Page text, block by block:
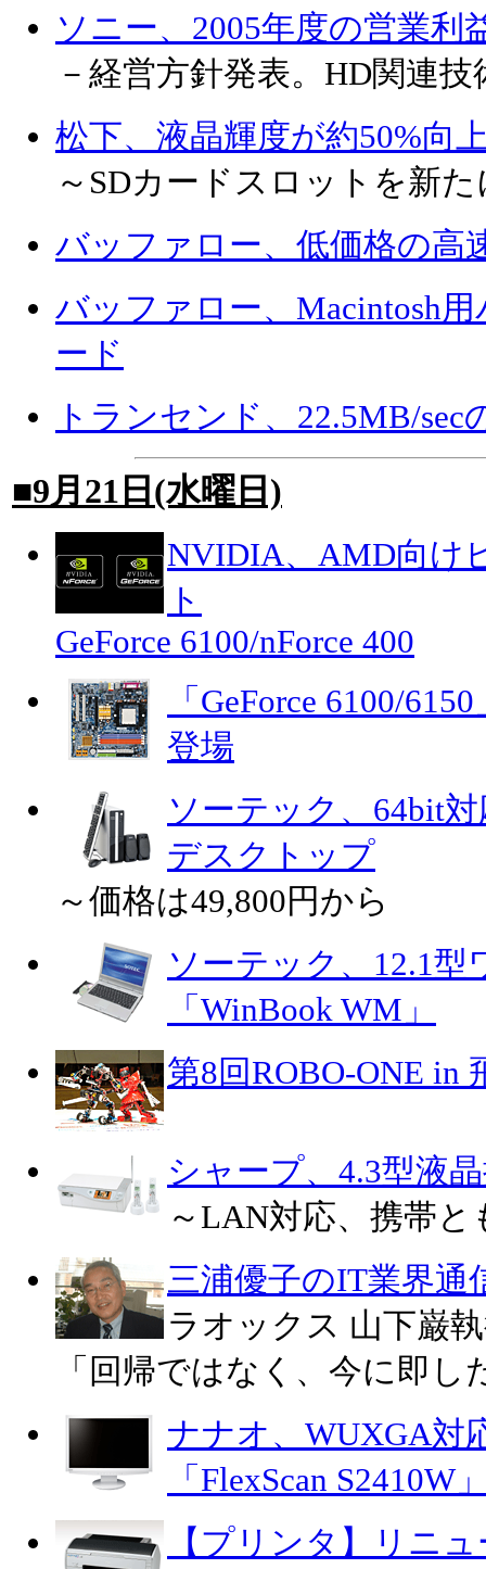
ソニー、2005年度の営業利
－経営方針発表。HD関連
松下、液晶輝度が約50%向
～SDカードスロットを新
バッファロー、低価格の高
バッファロー、Macintosh
ード
トランセンド、22.5MB/sec
■9月21日(水曜日)
NVIDIA、AMD向け
ト
GeForce 6100/nForce 400
「GeForce 6100/
登場
ソーテック、64bit
デスクトップ
～価格は49,800円から
ソーテック、12.1型
「WinBook WM」
第8回ROBO-ONE in
シャープ、4.3型液
～LAN対応、携帯と
三浦優子のIT業界通
ラオックス 山下巌
「回帰ではなく、今に即し
ナナオ、WUXGA対
「FlexScan S2410W
【プリンタ】リニ